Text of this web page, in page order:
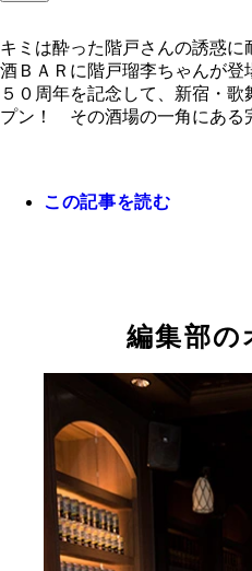
キミは酔った階戸さんの誘惑
酒ＢＡＲに階戸瑠李ちゃんが登
５０周年を記念して、新宿・
プン！ その酒場の一角にある
この記事を読む
編集部の